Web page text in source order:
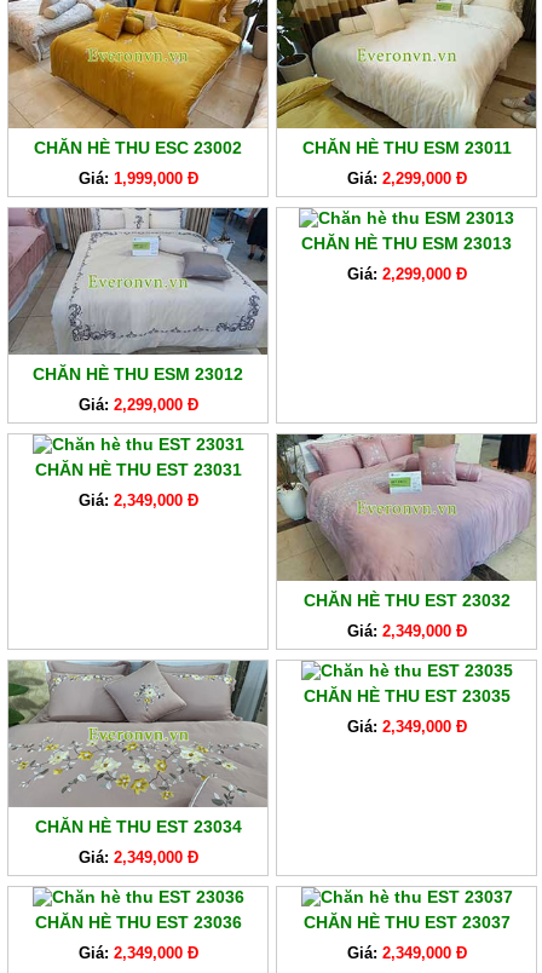
CHĂN HÈ THU ESC 23002
Giá: 1,999,000 Đ
CHĂN HÈ THU ESM 23011
Giá: 2,299,000 Đ
CHĂN HÈ THU ESM 23012
Giá: 2,299,000 Đ
CHĂN HÈ THU ESM 23013
Giá: 2,299,000 Đ
CHĂN HÈ THU EST 23031
Giá: 2,349,000 Đ
CHĂN HÈ THU EST 23032
Giá: 2,349,000 Đ
CHĂN HÈ THU EST 23034
Giá: 2,349,000 Đ
CHĂN HÈ THU EST 23035
Giá: 2,349,000 Đ
CHĂN HÈ THU EST 23036
Giá: 2,349,000 Đ
CHĂN HÈ THU EST 23037
Giá: 2,349,000 Đ